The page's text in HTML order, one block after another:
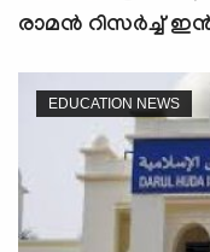
രാമന്‍ റിസര്‍ച്ച്‌
EDUCATION NEWS